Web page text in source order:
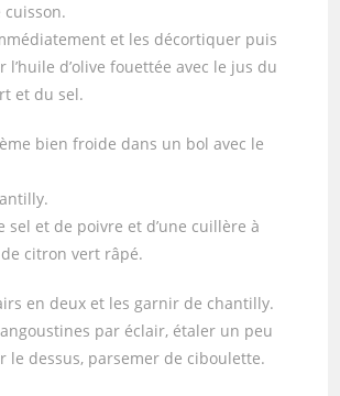
et les décortiquer puis
l’huile d’olive fouettée avec le jus du
et du sel.
bien froide dans un bol avec le
sel et de poivre et d’une cuillère à
citron vert râpé.
en deux et les garnir de chantilly.
par éclair, étaler un peu
le dessus, parsemer de ciboulette.